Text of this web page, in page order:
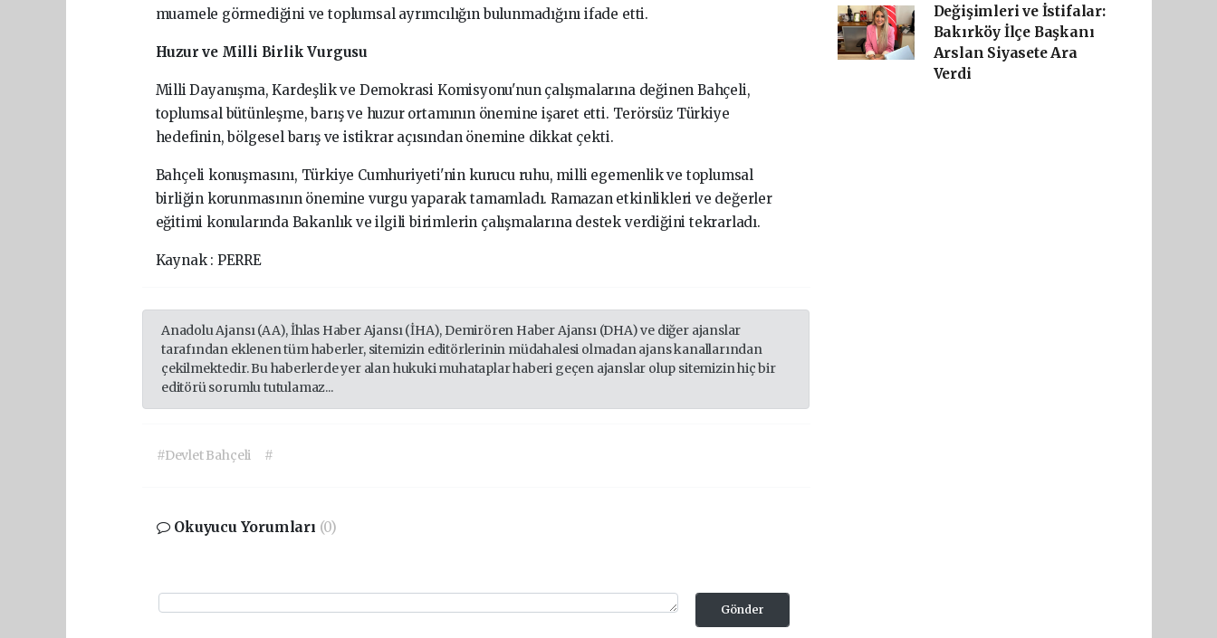
muamele görmediğini vetoplumsal ayrımcılığınbulunmadığınıifade etti.
Huzurve Milli BirlikVurgusu
MilliDayanışma,Kardeşlikve Demokrasi Komisyonu'nun çalışmalarına değinen Bahçeli,
toplumsalbütünleşme,barışve huzur ortamının önemineişaret etti. Terörsüz Türkiye
hedefinin,bölgeselbarış ve istikrar açısından önemine dikkat çekti.
Bahçeli konuşmasını, Türkiye Cumhuriyeti'nin kurucu ruhu, milli egemenlikve toplumsal
birliğin korunmasının önemine vurguyaparaktamamladı. Ramazan etkinlikleri ve değerler
eğitimi konularında Bakanlık veilgilibirimlerin çalışmalarına destek verdiğinitekrarladı.
Kaynak : PERRE
Anadolu Ajansı (AA), İhlas Haber Ajansı (İHA), Demirören Haber Ajansı (DHA) ve diğer ajanslar
tarafından eklenen tüm haberler, sitemizin editörlerinin müdahalesi olmadan ajans kanallarından
çekilmektedir. Bu haberlerde yer alan hukuki muhataplar haberi geçen ajanslar olup sitemizin hiç bir
editörü sorumlu tutulamaz...
#Devlet Bahçeli #
Okuyucu Yorumları (0)
Gönder
Değişimleri ve İstifalar:
Bakırköy İlçe Başkanı
Arslan Siyasete Ara
Verdi